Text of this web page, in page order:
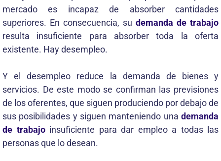
mercado es incapaz de absorber cantidades
superiores. En consecuencia, su demanda de trabajo
resulta insuficiente para absorber toda la oferta
existente. Hay desempleo.
Y el desempleo reduce la demanda de bienes y
servicios. De este modo se confirman las previsiones
de los oferentes, que siguen produciendo por debajo de
sus posibilidades y siguen manteniendo una demanda
de trabajoinsuficiente para dar empleo a todas las
personas que lo desean.